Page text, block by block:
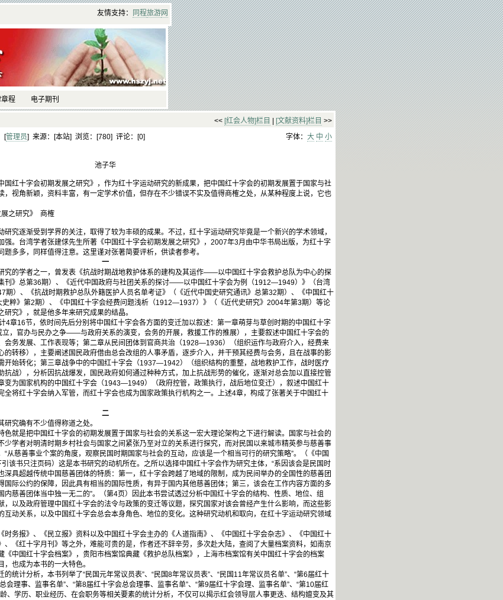
友情支持： 同程旅游网
程 电子期刊
<< [红会人物]栏目 [文献资料]栏目 >>
[管理员] 来源：[本站] 浏览：[780] 评论：[0] 字体： 大 中 小
池子华
国红十字会初期发展之研究》，作为红十字运动研究的新成果，把中国红十字会的初期发展置于国家与社
，视角新颖，资料丰富，有一定学术价值，但存在不少错误不实及值得商榷之处，从某种程度上说，它也
之研究》 商榷
逐渐受到学界的关注，取得了较为丰硕的成果。不过，红十字运动研究毕竟是一个新兴的学术领域，
强。台湾学者张建俅先生所著《中国红十字会初期发展之研究》，2007年3月由中华书局出版，为红十字
多多，同样值得注意。这里谨对张著简要评析，供读者参考。
一
的学者之一，曾发表《抗战时期战地救护体系的建构及其运作——以中国红十字会救护总队为中心的探
刊》总第36期）、《近代中国政府与社团关系的探讨——以中国红十字会为例（1912—1949）》（台湾
期）、《抗战时期救护总队外籍医护人员名单考证》（《近代中国史研究通讯》总第32期）、《中国红十
粹》第2期）、《中国红十字会经费问题浅析（1912—1937）》（《近代史研究》2004年第3期）等论
究》，就是他多年来研究成果的结晶。
16节，依时间先后分别将中国红十字会各方面的变迁加以叙述：第一章萌芽与草创时期的中国红十字
，官办与民办之争——与政府关系的演变，会务的开展，救援工作的推展），主要叙述中国红十字会的
会务发展、工作表现等；第二章从民间团体到官商共治（1928—1936）（组织运作与政府介入，经费来
的转移），主要阐述国民政府借由总会改组的人事矛盾，逐步介入，并干预其经费与会务，且在战事的影
开始转化；第三章战争中的中国红十字会（1937—1942）（组织结构的重整，战地救护工作，战时医疗
抗战），分析因抗战爆发，国民政府如何通过种种方式，加上抗战形势的催化，逐渐对总会加以直接控管
变为国家机构的中国红十字会（1943—1949）（政府控管，政策执行，战后地位变迁），叙述中国红十
全将红十字会纳入军管，而红十字会也成为国家政策执行机构之一。上述4章，构成了张著关于中国红十
二
究确有不少值得称道之处。
就是把中国红十字会的初期发展置于国家与社会的关系这一宏大理论架构之下进行解读。国家与社会的
少学者对明清时期乡村社会与国家之间紧张乃至对立的关系进行探究，而对民国以来城市精英参与慈善事
从慈善事业个案的角度，观察民国时期国家与社会的互动，应该是一个相当可行的研究策略”。（《中国
该书只注页码）这是本书研究的动机所在。之所以选择中国红十字会作为研究主体，“系因该会是民国时
深具超越传统中国慈善团体的特质：第一，红十字会跨越了地域的限制，成为民间举办的全国性的慈善团
国际公约的保障，因此具有相当的国际性质，有异于国内其他慈善团体；第三，该会在工作内容方面的多
慈善团体当中独一无二的”。（第4页）因此本书尝试透过分析中国红十字会的结构、性质、地位、组
，以及政府管理中国红十字会的法令与政策的变迁等议题，探究国家对该会曾经产生什么影响，而这些影
互动关系，以及中国红十字会总会本身角色、地位的变化。这种研究动机和取向，在红十字运动研究领域
务报》、《民立报》资料以及中国红十字会主办的《人道指南》、《中国红十字会杂志》、《中国红十
、《红十字月刊》等之外，难能可贵的是，作者还不辞辛劳，多次赴大陆，查阅了大量档案资料，如南京
《中国红十字会档案》，贵阳市档案馆典藏《救护总队档案》，上海市档案馆有关中国红十字会的档案
也成为本书的一大特色。
计分析，本书列举了“民国元年常议员表”、“民国8年常议员表”、“民国11年常议员名单”、“第6届红十
会理事、监事名单”、“第8届红十字会总会理事、监事名单”、“第9届红十字会理、监事名单”、“第10届红
、学历、职业经历、在会职务等相关要素的统计分析，不仅可以揭示红会领导层人事更迭、结构嬗变及其